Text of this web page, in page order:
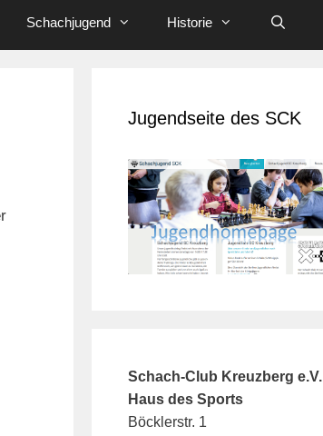
Schachjugend Historie
Jugendseite des SCK
Schach-Club Kreuzberg e.V.
Haus des Sports
Böcklerstr. 1